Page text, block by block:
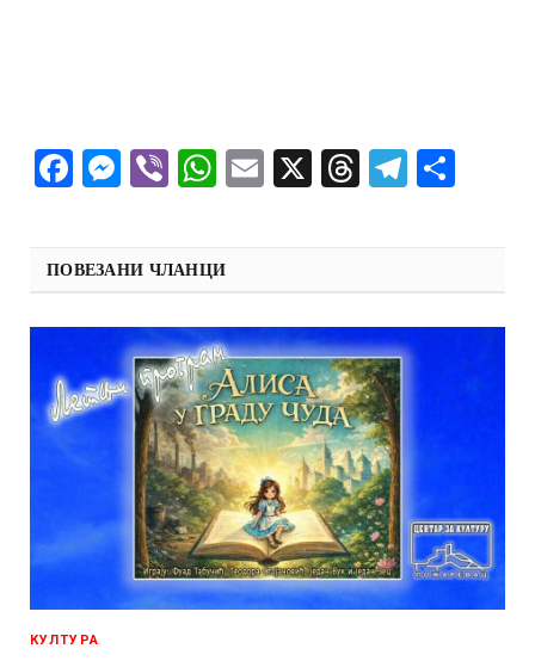
Facebook
Messenger
ViberWhatsApp
Email
X Threads
ПОВЕЗАНИ ЧЛАНЦИ
КУЛТУРА